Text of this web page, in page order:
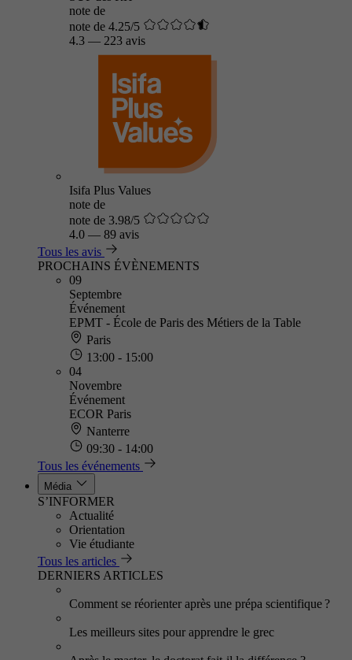
note de
note de 4.25/5
4.3 — 223 avis
Isifa Plus Values
note de
note de 3.98/5
4.0 — 89 avis
Tous les avis
PROCHAINS ÉVÈNEMENTS
09
Septembre
Événement
EPMT - École de Paris des Métiers de la Table
Paris
13:00 - 15:00
04
Novembre
Événement
ECOR Paris
Nanterre
09:30 - 14:00
Tous les événements
Média
S’INFORMER
Actualité
Orientation
Vie étudiante
Tous les articles
DERNIERS ARTICLES
Comment se réorienter après une prépa scientifique ?
Les meilleurs sites pour apprendre le grec